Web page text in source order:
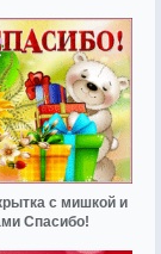
с мишкой и
Спасибо!